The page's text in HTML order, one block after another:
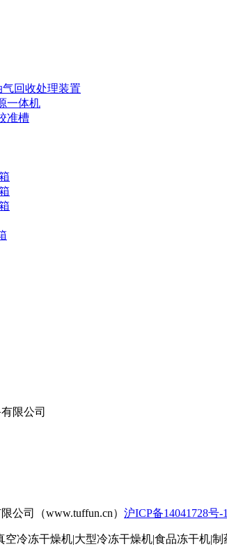
回收处理装置
一体机
准槽
公司（www.tuffun.cn） 沪ICP备14041728号-
空冷冻干燥机|大型冷冻干燥机|食品冻干机|